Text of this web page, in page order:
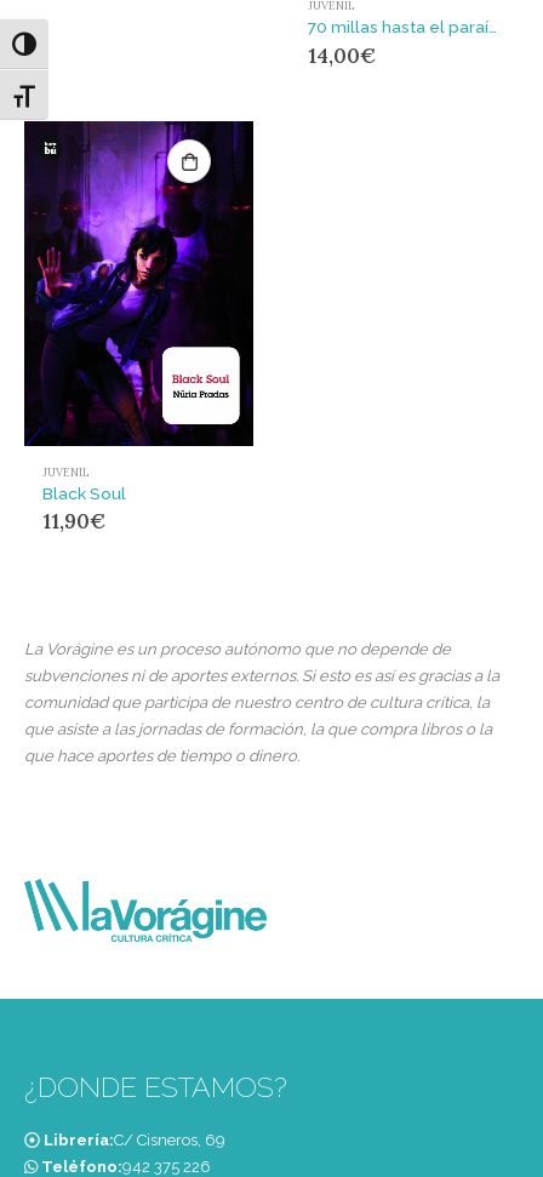
Alternar alto contraste
Alternar tamaño de letra
JUVENIL
70 millas hasta el paraíso
14,00€
JUVENIL
Black Soul
11,90€
La Vorágine es un proceso autónomo que no depende de
subvenciones ni de aportes externos. Si esto es así es gracias a la
comunidad que participa de nuestro centro de cultura crítica, la
que asiste a las jornadas de formación, la que compra libros o la
que hace aportes de tiempo o dinero.
¿DONDE ESTAMOS?
Librería:C/ Cisneros, 69
Teléfono:‭942 375 226‬